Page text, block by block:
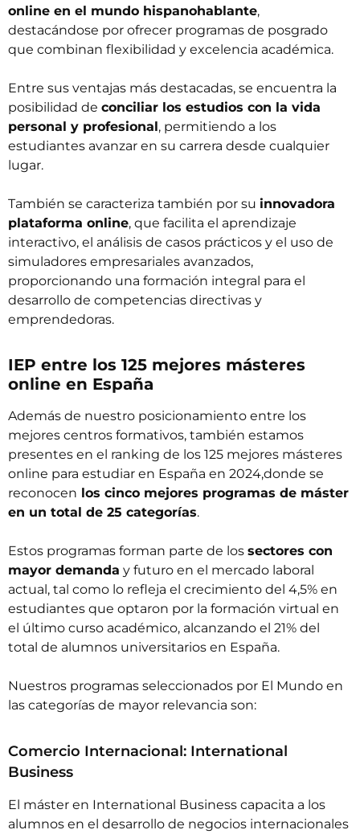
online en el mundo hispanohablante,
destacándose por ofrecer programas de posgrado
que combinan flexibilidad y excelencia académica.
Entre sus ventajas más destacadas, se encuentra la
posibilidad de conciliar los estudios con la vida
personal y profesional, permitiendo a los
estudiantes avanzar en su carrera desde cualquier
lugar.
También se caracteriza también por su innovadora
plataforma online, que facilita el aprendizaje
interactivo, el análisis de casos prácticos y el uso de
simuladores empresariales avanzados,
proporcionando una formación integral para el
desarrollo de competencias directivas y
emprendedoras.
IEP entre los 125 mejores másteres
online en España
Además de nuestro posicionamiento entre los
mejores centros formativos, también estamos
presentes en el ranking de los 125 mejores másteres
online para estudiar en España en 2024,donde se
reconocen los cinco mejores programas de máster
en un total de 25 categorías.
Estos programas forman parte de los sectores con
mayor demanda y futuro en el mercado laboral
actual, tal como lo refleja el crecimiento del 4,5% en
estudiantes que optaron por la formación virtual en
el último curso académico, alcanzando el 21% del
total de alumnos universitarios en España.
Nuestros programas seleccionados por El Mundo en
las categorías de mayor relevancia son:
Comercio Internacional: International
Business
El máster en International Business capacita a los
alumnos en el desarrollo de negocios internacionales